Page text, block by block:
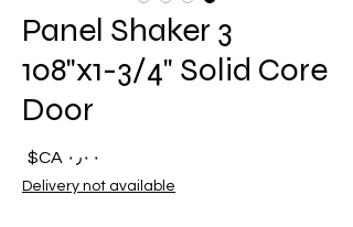
3 Panel Shaker
108"x1-3/4" Solid Core
Door
Delivery not available